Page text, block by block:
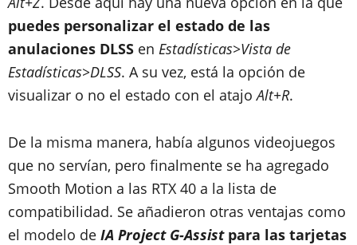
puedes personalizar el estado de las
anulaciones DLSS en Estadísticas>Vista de
Estadísticas>DLSS. A su vez, está la opción de
visualizar o no el estado con el atajoAlt+R.
De la misma manera, había algunos videojuegos
que no servían, pero finalmente se ha agregado
Smooth Motion a las RTX 40 a la lista de
compatibilidad. Se añadieron otras ventajas como
el modelo de IA Project G-Assistpara las tarjetas